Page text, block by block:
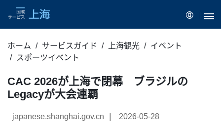
ホーム サービスガイド 上海観光
イベント
スポーツイベント
CAC 2026が上海で閉幕 ブラジルの
Legacyが大会連覇
japanese.shanghai.gov.cn 2026-05-28